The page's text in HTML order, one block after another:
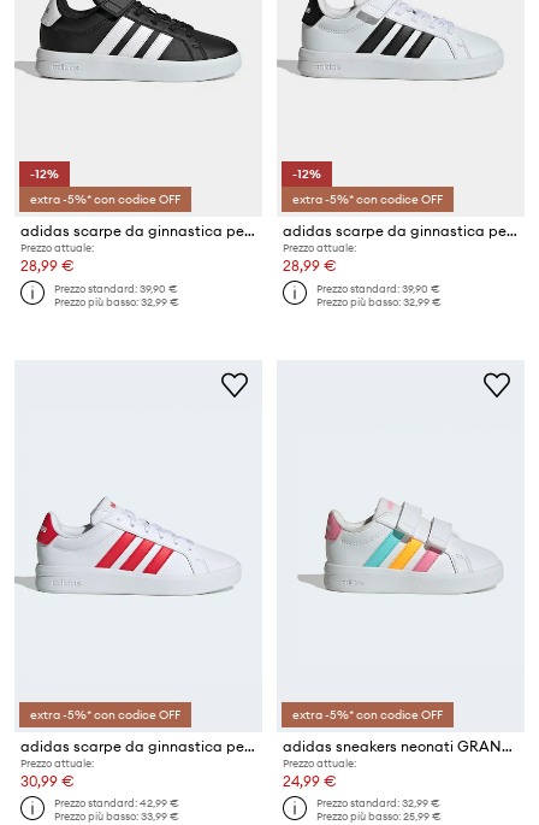
-12%
extra -5%* con codice OFF
adidas scarpe da ginnastica per bambini GRAND COURT 3.0
Prezzo attuale:
28,99 €
Prezzo standard:39,90 €
Prezzo più basso:32,99 €
-12%
extra -5%* con codice OFF
adidas scarpe da ginnastica per bambini GRAND COURT 3.0
Prezzo attuale:
28,99 €
Prezzo standard:39,90 €
Prezzo più basso:32,99 €
extra -5%* con codice OFF
adidas scarpe da ginnastica per bambini GRAND COURT 3.0
Prezzo attuale:
30,99 €
Prezzo standard:42,99 €
Prezzo più basso:33,99 €
extra -5%* con codice OFF
adidas sneakers neonati GRAND COURT 3.0
Prezzo attuale:
24,99 €
Prezzo standard:32,99 €
Prezzo più basso:25,99 €